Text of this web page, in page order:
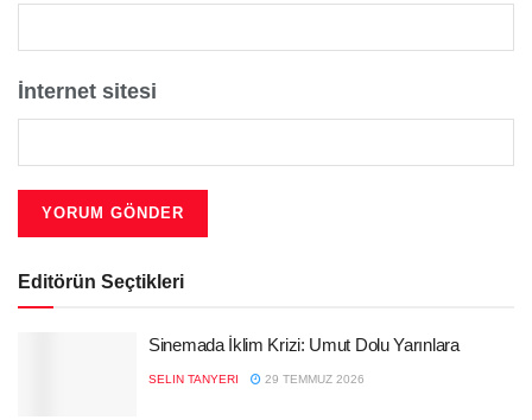
İnternet sitesi
Editörün Seçtikleri
Sinemada İklim Krizi: Umut Dolu Yarınlara
SELIN TANYERI 29 TEMMUZ 2026